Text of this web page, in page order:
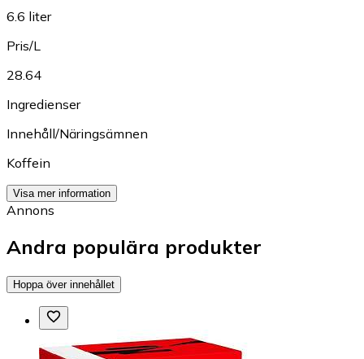
6.6 liter
Pris/L
28.64
Ingredienser
Innehåll/Näringsämnen
Koffein
Visa mer information
Annons
Andra populära produkter
Hoppa över innehållet